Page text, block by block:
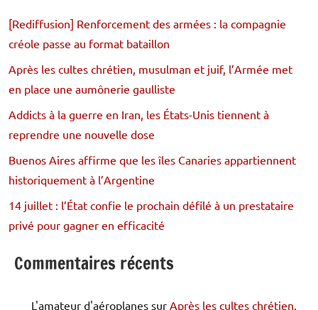
[Rediffusion] Renforcement des armées : la compagnie
créole passe au format bataillon
Après les cultes chrétien, musulman et juif, l’Armée met
en place une aumônerie gaulliste
Addicts à la guerre en Iran, les États-Unis tiennent à
reprendre une nouvelle dose
Buenos Aires affirme que les îles Canaries appartiennent
historiquement à l’Argentine
14 juillet : l’État confie le prochain défilé à un prestataire
privé pour gagner en efficacité
Commentaires récents
L'amateur d'aéroplanes sur Après les cultes chrétien,